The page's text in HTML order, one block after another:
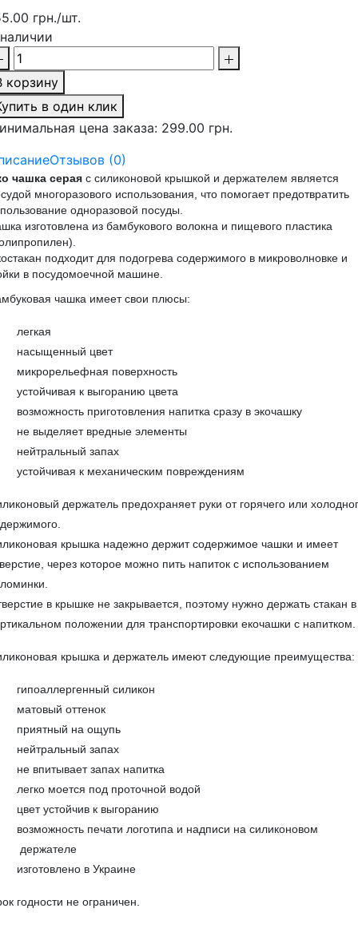
грн./шт.
корзину
в один клик
цена заказа: 299.00 грн.
Отзывов (0)
чашка серая с силиконовой крышкой и держателем является
многоразового использования, что помогает предотвратить
одноразовой посуды.
изготовлена из бамбукового волокна и пищевого пластика
подходит для подогрева содержимого в микроволновке и
в посудомоечной машине.
чашка имеет свои плюсы:
легкая
насыщенный цвет
микрорельефная поверхность
устойчивая к выгоранию цвета
возможность приготовления напитка сразу в экочашку
не выделяет вредные элементы
нейтральный запах
устойчивая к механическим повреждениям
держатель предохраняет руки от горячего или
крышка надежно держит содержимое чашки и имеет
через которое можно пить напиток с использованием
в крышке не закрывается, поэтому нужно держать стакан в
положении для транспортировки екочашки с напитком.
крышка и держатель имеют следующие преимущества:
гипоаллергенный силикон
матовый оттенок
приятный на ощупь
нейтральный запах
не впитывает запах напитка
легко моется под проточной водой
цвет устойчив к выгоранию
возможность печати логотипа и надписи на силиконовом
держателе
изготовлено в Украине
годности не ограничен.